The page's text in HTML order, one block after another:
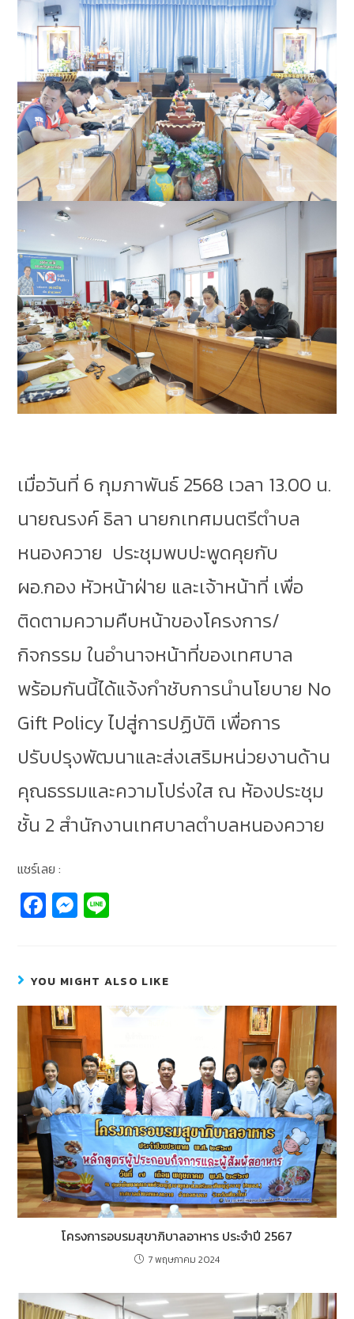
เมื่อวันที่ 6 กุมภาพันธ์ 2568 เวลา 13.00 น.
นายณรงค์ ธิลา นายกเทศมนตรีตำบล
หนองควาย ประชุมพบปะพูดคุยกับ
ผอ.กอง หัวหน้าฝ่าย และเจ้าหน้าที่ เพื่อ
ติดตามความคืบหน้าของโครงการ/
กิจกรรม ในอำนาจหน้าที่ของเทศบาล
พร้อมกันนี้ได้แจ้งกำชับการนำนโยบาย No
Gift Policy ไปสู่การปฏิบัติ เพื่อการ
ปรับปรุงพัฒนาและส่งเสริมหน่วยงานด้าน
คุณธรรมและความโปร่งใส ณ ห้องประชุม
ชั้น 2 สำนักงานเทศบาลตำบลหนองควาย
แชร์เลย :
Fa
c
b
o
o
k
M
e
e
n
g
er
YOU MIGHT ALSO LIKE
โครงการอบรมสุขาภิบาลอาหาร ประจำปี 2567
7 พฤษภาคม 2024